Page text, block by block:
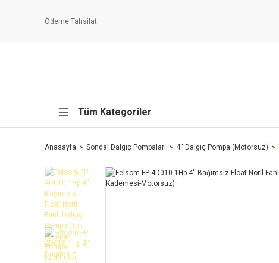
Ödeme Tahsilat
Tüm Kategoriler
Anasayfa Sondaj Dalgıç Pompaları 4'' Dalgıç Pompa (Motorsuz)